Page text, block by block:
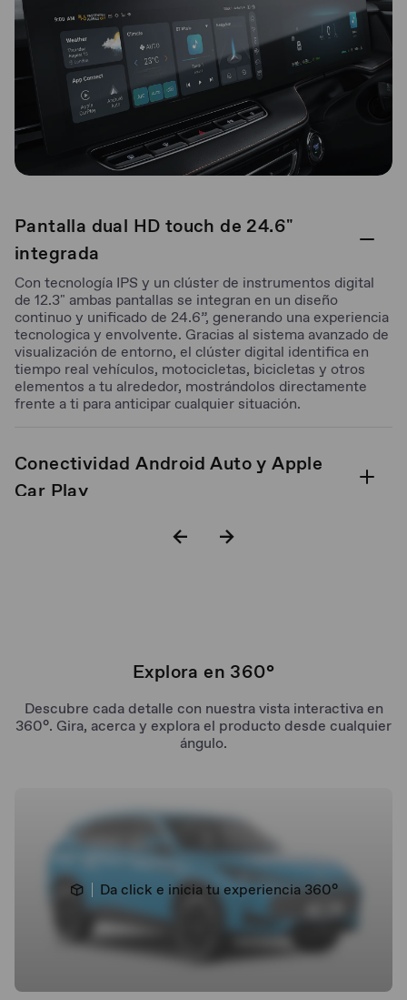
Pantalla dual HD touch de 24.6"
integrada
Con tecnología IPS y un clúster de instrumentos digital
de 12.3" ambas pantallas se integran en un diseño
continuo y unificado de 24.6”, generando una experiencia
tecnologica y envolvente. Gracias al sistema avanzado de
visualización de entorno, el clúster digital identifica en
tiempo real vehículos, motocicletas, bicicletas y otros
elementos a tu alrededor, mostrándolos directamente
frente a ti para anticipar cualquier situación.
Conectividad Android Auto y Apple
Car Play
Asientos Eléctricos con memorias
Explora en 360°
Descubre cada detalle con nuestra vista interactiva en
360°. Gira, acerca y explora el producto desde cualquier
ángulo.
Da click e inicia tu experiencia 360°